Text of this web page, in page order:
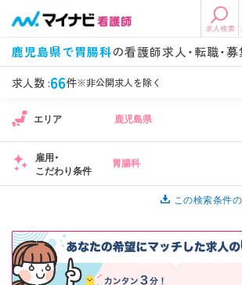
鹿児島県で胃腸科の看護師求人・転職・
求人数 :66件※非公開求人を除く
エリアから探す
エリアから探す 駅・
関東
東海 関西
北海道・東北 中国・四国
希望の求人条件を選択
条件項目の選択に戻る
看護師、准看護師など 常勤、夜勤なし
施設形態 担当業務
病棟、外来など
診察科目
美容外科、
循環器内科など
こだわり
未経験歓迎、
エリア 鹿児島県
雇用・
こだわり条件
胃腸科
この検索条件